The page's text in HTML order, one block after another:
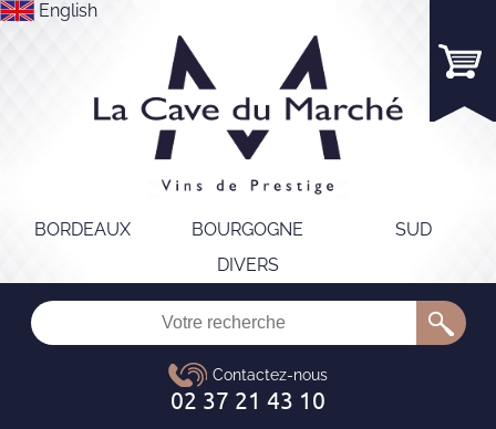
English
BORDEAUX BOURGOGNE
SUD
DIVERS